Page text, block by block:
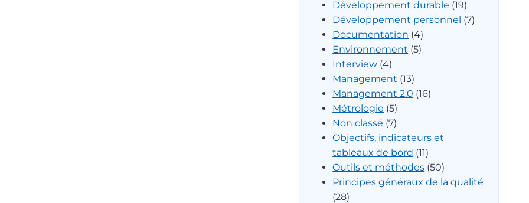
Développement durable (19)
Développement personnel (7)
Documentation (4)
Environnement (5)
Interview (4)
Management (13)
Management 2.0 (16)
Métrologie (5)
Non classé (7)
Objectifs, indicateurs et
tableaux de bord (11)
Outils et méthodes (50)
Principes généraux de la qualité
(28)